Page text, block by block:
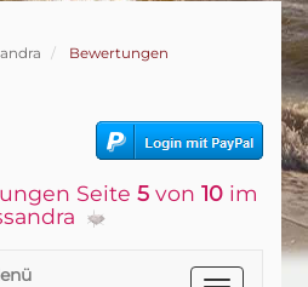
Bewertungen
Seite5 von10 im